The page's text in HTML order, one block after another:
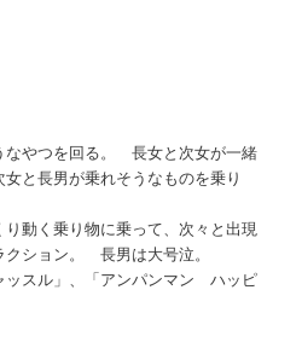
なやつを回る。 長女と次女が一緒
と長男が乗れそうなものを乗り
動く乗り物に乗って、次々と出現
ション。 長男は大号泣。
ッスル」、「アンパンマン ハッピ